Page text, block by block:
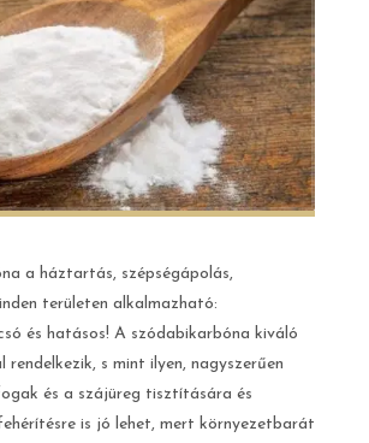
a háztartás, szépségápolás,
területen alkalmazható:
és hatásos! A szódabikarbóna kiváló
s mint ilyen, nagyszerűen
és a szájüreg tisztítására és
is jó lehet, mert környezetbarát